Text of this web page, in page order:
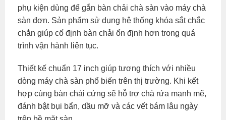
phụ kiện dùng để gắn bàn chải chà sàn vào máy chà
sàn đơn. Sản phẩm sử dụng hệ thống khóa sắt chắc
chắn giúp cố định bàn chải ổn định hơn trong quá
trình vận hành liên tục.
Thiết kế chuẩn 17 inch giúp tương thích với nhiều
dòng máy chà sàn phổ biến trên thị trường. Khi kết
hợp cùng bàn chải cứng sẽ hỗ trợ chà rửa mạnh mẽ,
đánh bật bụi bẩn, dầu mỡ và các vết bám lâu ngày